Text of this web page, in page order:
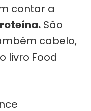
con­tar a
São
cabelo,
livro Food